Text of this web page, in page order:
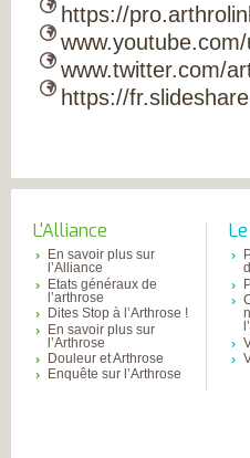
https://
www.twitter.com/
https://
L'Alliance
En savoir plus sur
l’Alliance
Etats généraux de
l’arthrose
Dites Stop à l’Arthrose !
En savoir plus sur
l’Arthrose
Douleur et Arthrose
Enquête sur l’Arthrose